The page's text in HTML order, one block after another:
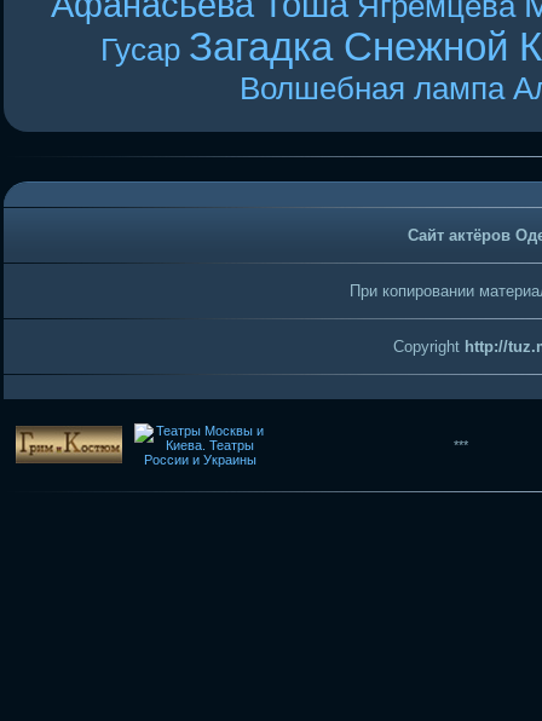
Гусар Загадка Снежной
Волшебная лампа
Сайт актёров
При копировании
Copyright http://
***